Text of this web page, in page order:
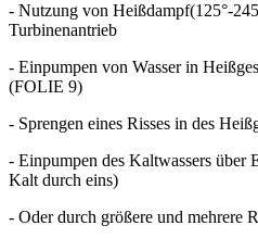
- Nutzung von Heißdampf(125°-
Turbinenantrieb
- Einpumpen von Wasser in
(FOLIE 9)
- Sprengen eines Risses in des
- Einpumpen des Kaltwassers über
Kalt durch eins)
- Oder durch größere und mehrere